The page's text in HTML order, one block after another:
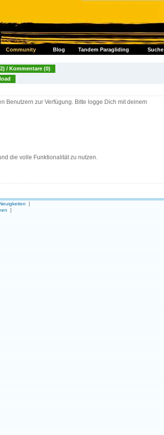
Suche
Community Blog Tandem Paragliding
/ Kommentare (0)
Benutzern zur Verfügung. Bitte logge Dich mit deinem
die volle Funktionalität zu nutzen.
]
]